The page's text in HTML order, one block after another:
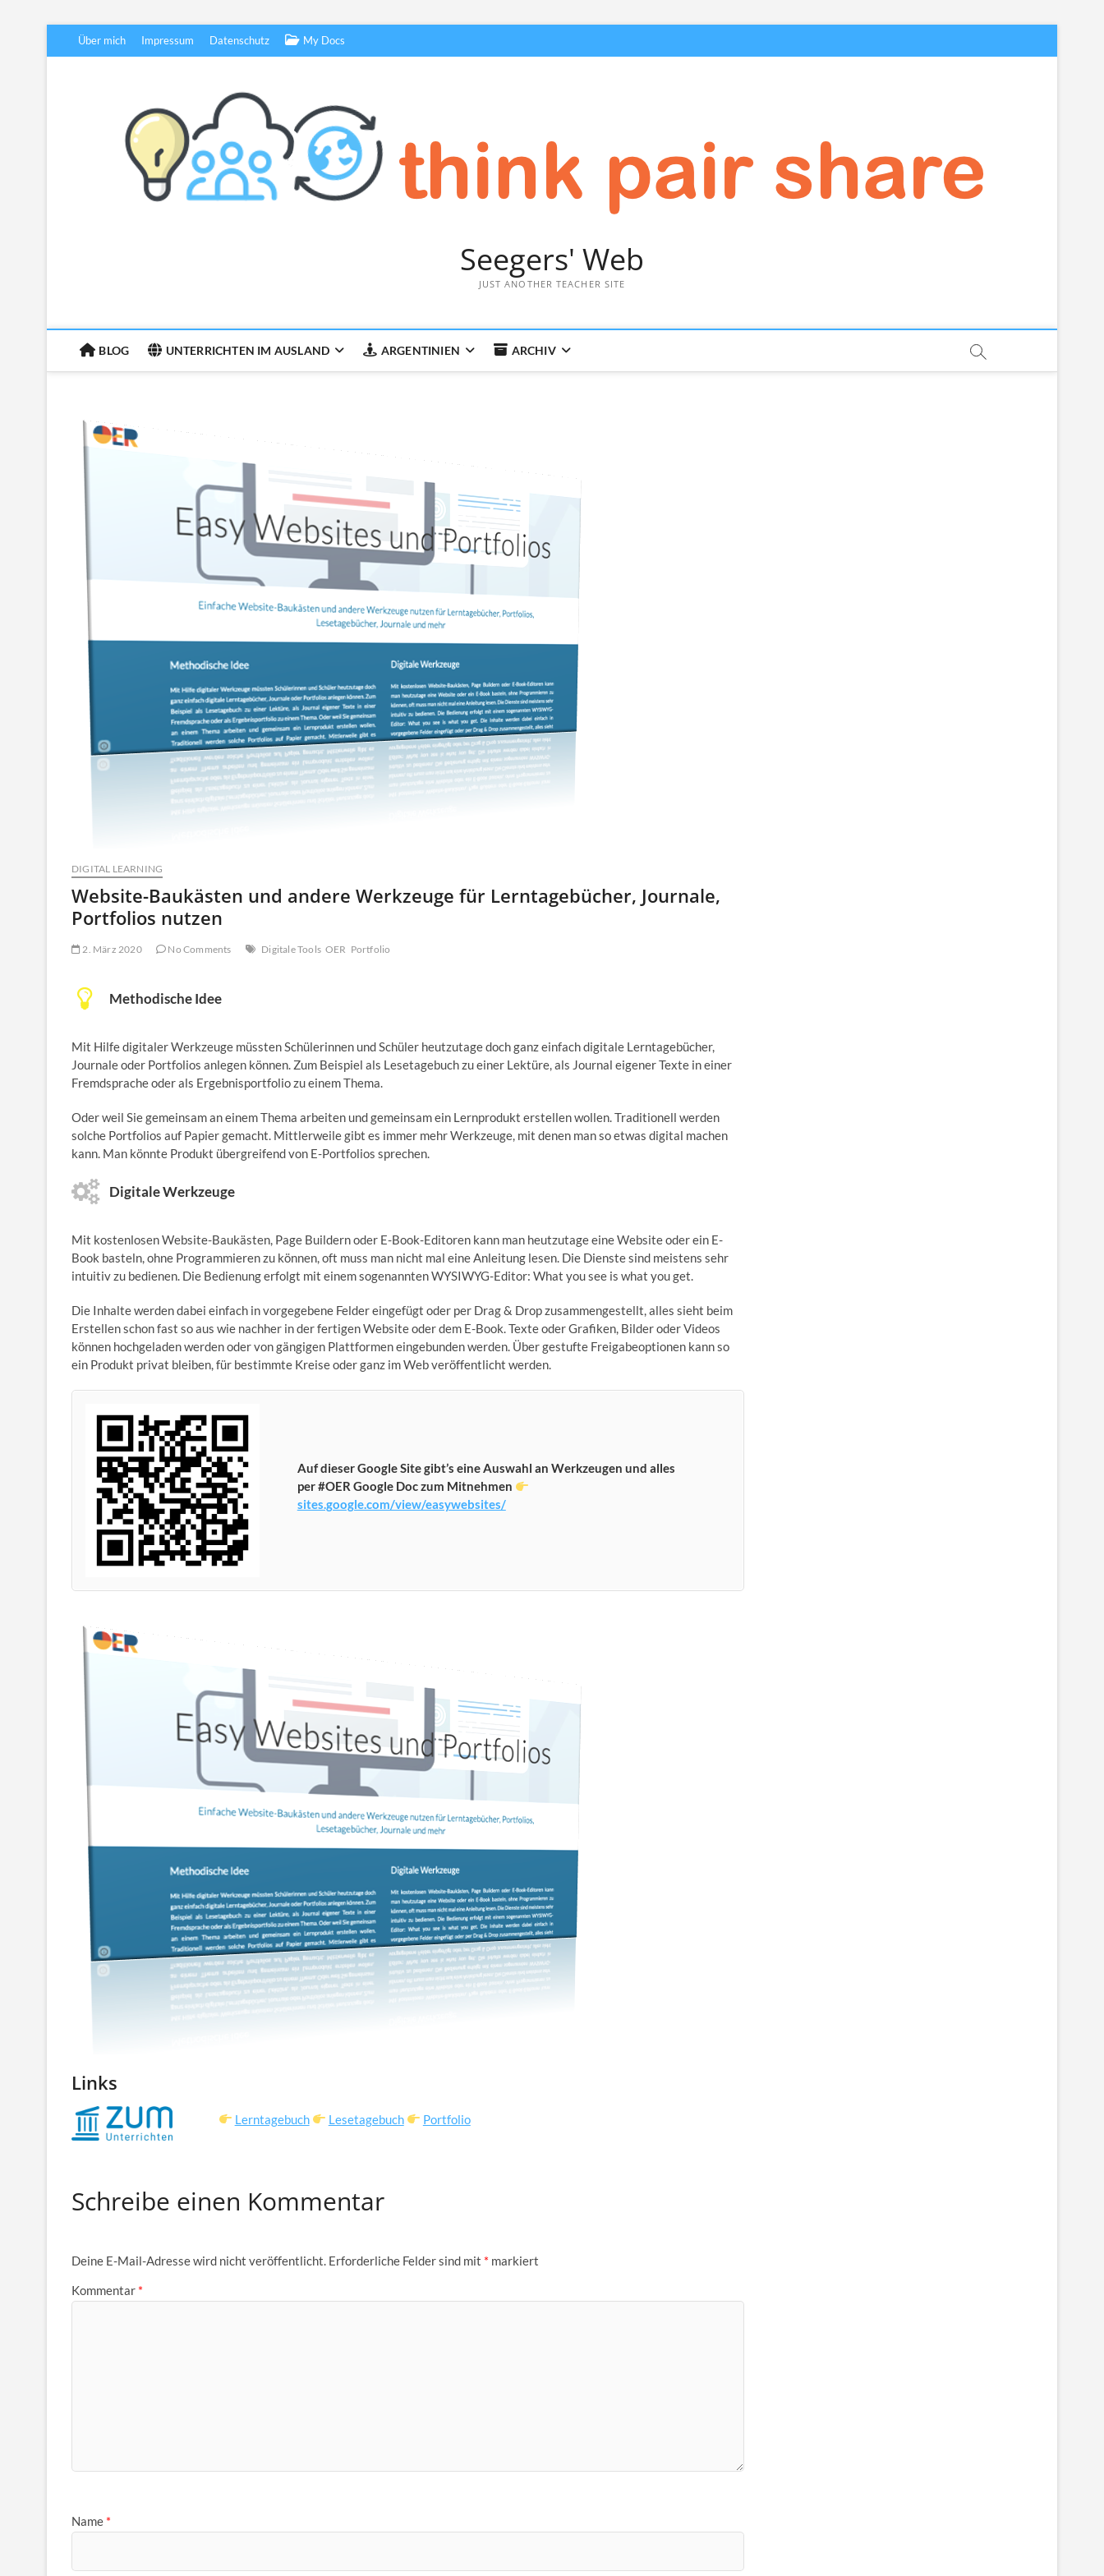
Über mich Impressum Datenschutz My Docs
Seegers' Web
JUST ANOTHER TEACHER SITE
BLOG UNTERRICHTEN IM AUSLAND ARGENTINIEN ARCHIV
DIGITAL LEARNING
Website-Baukästen und andere Werkzeuge für Lerntagebücher, Journale,
Portfolios nutzen
2. März 2020 No Comments Digitale Tools OER Portfolio
Methodische Idee
Mit Hilfe digitaler Werkzeuge müssten Schülerinnen und Schüler heutzutage doch ganz einfach digitale Lerntagebücher,
Journale oder Portfolios anlegen können. Zum Beispiel als Lesetagebuch zu einer Lektüre, als Journal eigener Texte in einer
Fremdsprache oder als Ergebnisportfolio zu einem Thema.
Oder weil Sie gemeinsam an einem Thema arbeiten und gemeinsam ein Lernprodukt erstellen wollen. Traditionell werden
solche Portfolios auf Papier gemacht. Mittlerweile gibt es immer mehr Werkzeuge, mit denen man so etwas digital machen
kann. Man könnte Produkt übergreifend von E-Portfolios sprechen.
Digitale Werkzeuge
Mit kostenlosen Website-Bauk­ästen, Page Buildern oder E-Book-Editoren kann man heutzutage eine Web­site oder ein E-
Book basteln, ohne Programmieren zu können, oft muss man nicht mal eine Anleitung lesen. Die Dienste sind meistens sehr
intuitiv zu bedienen. Die Bedienung erfolgt mit einem sogenannten WYSIWYG-Editor: What you see is what you get.
Die Inhalte werden dabei einfach in vorgegebene Felder eingefügt oder per Drag & Drop zusammengestellt, alles sieht beim
Erstellen schon fast so aus wie nachher in der fertigen Website oder dem E-Book. Texte oder Grafiken, Bilder oder Videos
können hochgeladen werden oder von gängigen Plattformen eingebunden werden. Über gestufte Freigabeoptionen kann so
ein Produkt privat bleiben, für bestimmte Kreise oder ganz im Web veröffentlicht werden.
Auf dieser Google Site gibt’s eine Auswahl an Werkzeugen und alles
per #OER Google Doc zum Mitnehmen
sites.google.com/view/easywebsites/
Links
Lerntagebuch Lesetagebuch Portfolio
Schreibe einen Kommentar
Deine E-Mail-Adresse wird nicht veröffentlicht. Erforderliche Felder sind mit * markiert
Kommentar *
Name *